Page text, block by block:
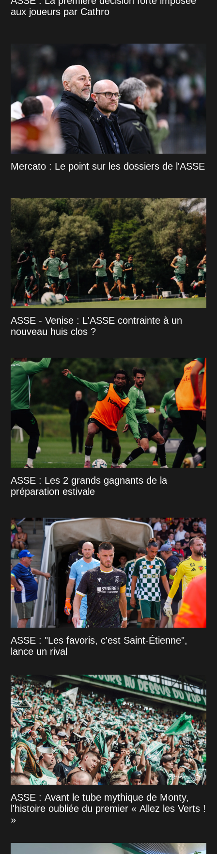
aux joueurs par Cathro
Mercato : Le point sur les dossiers de l'ASSE
ASSE - Venise : L'ASSE contrainte à un
nouveau huis clos ?
ASSE : Les 2 grands gagnants de la
préparation estivale
ASSE : "Les favoris, c'est Saint-Étienne",
lance un rival
ASSE : Avant le tube mythique de Monty,
l'histoire oubliée du premier « Allez les Verts !
»